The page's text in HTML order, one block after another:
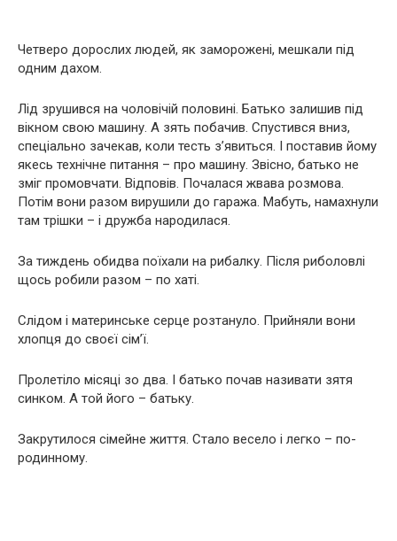
Четверо дорослих людей, як заморожені, мешкали під
одним дахом.
Лід зрушився на чоловічій половині. Батько залишив під
вікном свою машину. А зять побачив. Спустився вниз,
спеціально зачекав, коли тесть з’явиться. І поставив йому
якесь технічне питання – про машину. Звісно, ​​батько не
зміг промовчати. Відповів. Почалася жвава розмова.
Потім вони разом вирушили до гаража. Мабуть, намахнули
там трішки – і дружба народилася.
За тиждень обидва поїхали на рибалку. Після риболовлі
щось робили разом – по хаті.
Слідом і материнське серце розтануло. Прийняли вони
хлопця до своєї сім’ї.
Пролетіло місяці зо два. І батько почав називати зятя
синком. А той його – батьку.
Закрутилося сімейне життя. Стало весело і легко – по-
родинному.